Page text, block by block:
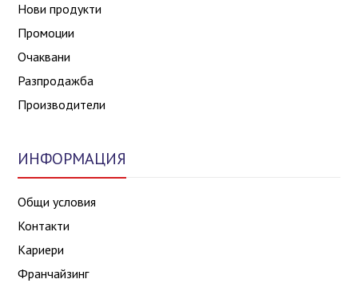
Нови продукти
Промоции
Очаквани
Разпродажба
Производители
ИНФОРМАЦИЯ
Общи условия
Контакти
Кариери
Франчайзинг